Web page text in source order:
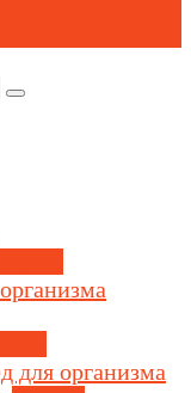
для организма